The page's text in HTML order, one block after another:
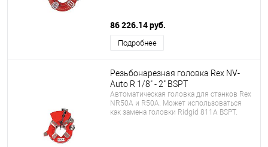
86 226.14 руб.
Подробнее
Резьбонарезная головка Rex NV-
Auto R 1/8" - 2" BSPT
Автоматическая головка для cтанков Rex
NR50A и R50A. Может использоваться
как замена головки Ridgid 811A BSPT.